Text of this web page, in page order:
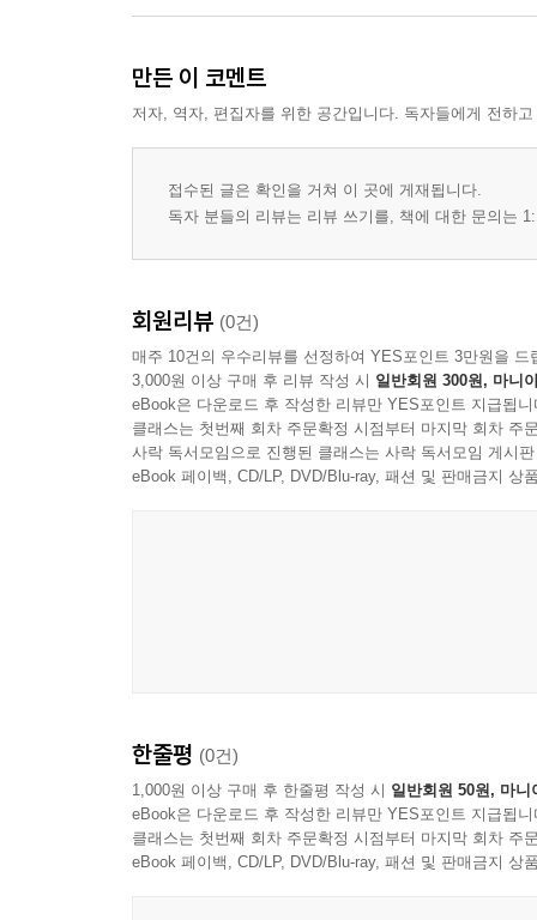
만든 이 코멘트
저자, 역자, 편집자를 위한 공간입니다. 독자들에게 전하
접수된 글은 확인을 거쳐 이 곳에 게재됩니다.
독자 분들의 리뷰는 리뷰 쓰기를, 책에 대한 문의는
회원리뷰 (0건)
매주 10건의 우수리뷰를 선정하여 YES포인트 3만원을 드
3,000원 이상 구매 후 리뷰 작성 시 일반회원 300원, 마니
eBook은 다운로드 후 작성한 리뷰만 YES포인트 지급됩니
클래스는 첫번째 회차 주문확정 시점부터 마지막 회차 주
사락 독서모임으로 진행된 클래스는 사락 독서모임 게시
eBook 페이백, CD/LP, DVD/Blu-ray, 패션 및 판매금지 상
한줄평 (0건)
1,000원 이상 구매 후 한줄평 작성 시 일반회원 50원, 마니
eBook은 다운로드 후 작성한 리뷰만 YES포인트 지급됩니
클래스는 첫번째 회차 주문확정 시점부터 마지막 회차 주
eBook 페이백, CD/LP, DVD/Blu-ray, 패션 및 판매금지 상